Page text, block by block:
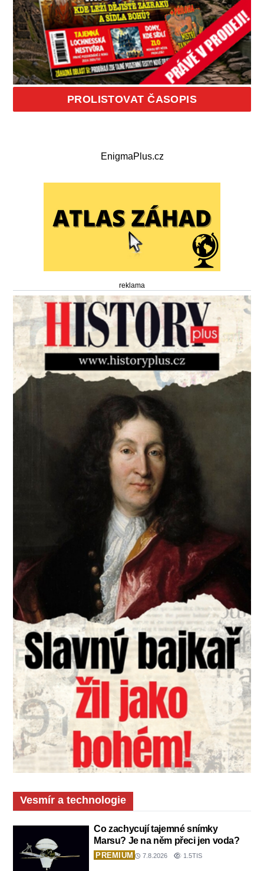
PROLISTOVAT ČASOPIS
EnigmaPlus.cz
reklama
Vesmír a technologie
Co zachycují tajemné snímky
Marsu? Je na něm přeci jen voda?
PREMIUM 7.8.2026 1.5TIS